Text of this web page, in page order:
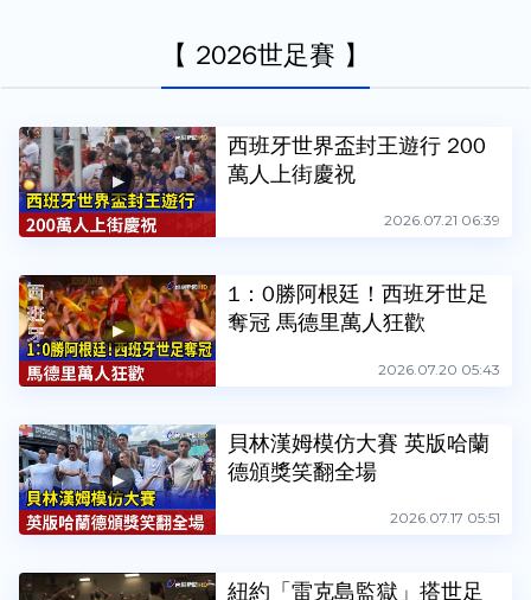
【 2026世足賽 】
西班牙世界盃封王遊行 200
萬人上街慶祝
2026.07.21 06:39
1：0勝阿根廷！西班牙世足
奪冠 馬德里萬人狂歡
2026.07.20 05:43
貝林漢姆模仿大賽 英版哈蘭
德頒獎笑翻全場
2026.07.17 05:51
紐約「雷克島監獄」搭世足